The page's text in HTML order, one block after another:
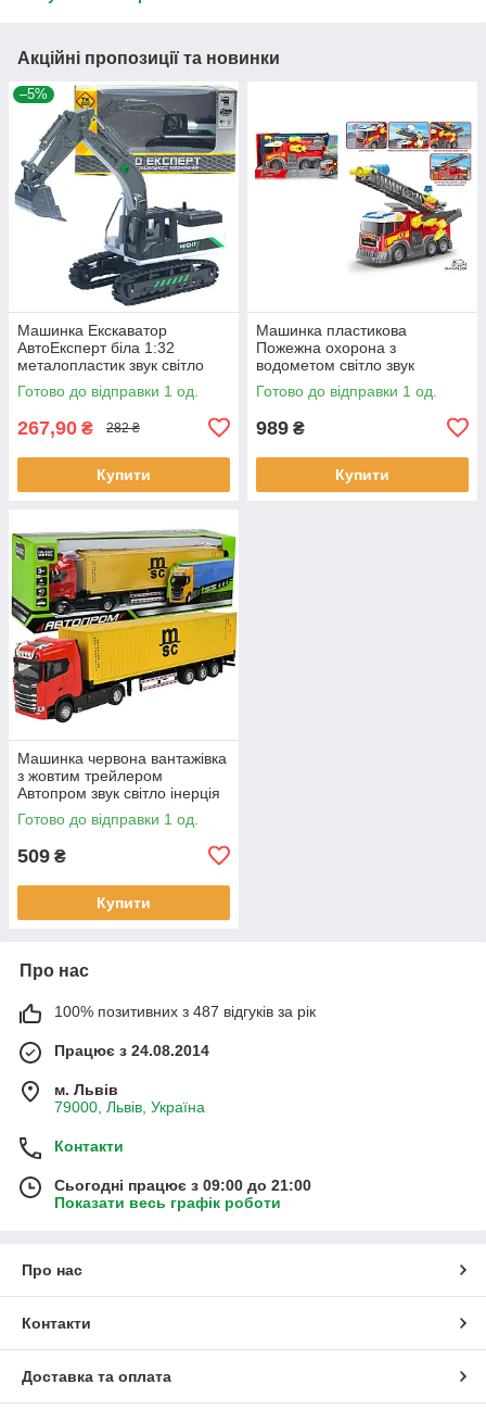
Акційні пропозиції та новинки
–5%
Машинка Екскаватор
АвтоЕксперт біла 1:32
металопластик звук світло
гусеничний хід 17*12*6,5 см
(LS-0322-15)
Готово до відправки 1 од.
267,90 ₴ 282 ₴
Купити
Машинка пластикова
Пожежна охорона з
водометом свiтло звук
36*18,5*14 см (RJ2820)
Готово до відправки 1 од.
989 ₴
Купити
Машинка червона вантажівка
з жовтим трейлером
Автопром звук світло інерція
31*8*5 см (AP7540AB)
Готово до відправки 1 од.
509 ₴
Купити
Про нас
100% позитивних з 487 відгуків за рік
Працює з 24.08.2014
м. Львів
79000, Львів, Україна
Контакти
Сьогодні працює з 09:00 до 21:00
Показати весь графік роботи
Про нас
Контакти
Доставка та оплата